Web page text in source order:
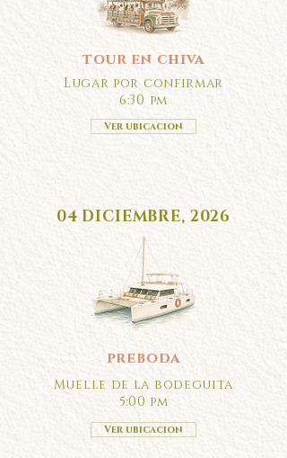
tour en chiva
Lugar por confirmar
6:30 pm
Ver ubicacion
04 DICIEMBRE, 2026
preboda
Muelle de la bodeguita
5:00 pm
Ver ubicacion